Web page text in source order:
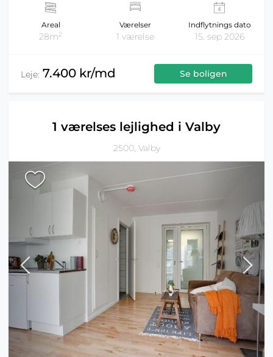
Areal
28m2
Værelser
1 værelse
Indflytnings dato
15. sep 2026
Leje: 7.400 kr/md Se boligen
1 værelses lejlighed i Valby
2500, Valby